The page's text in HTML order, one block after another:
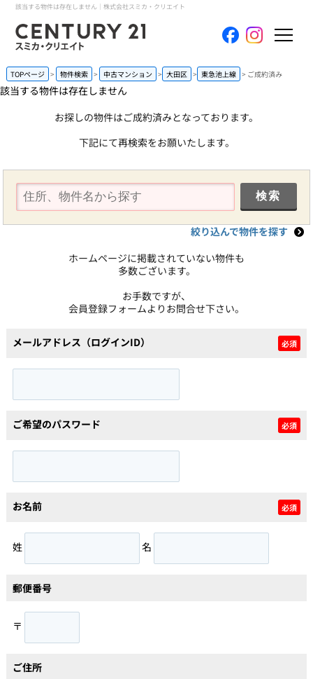
該当する物件は存在しません｜株式会社スミカ・クリエイト
ホーム
当社について
買いたい
売りたい
採用情報
会員メニュー
サイトマップ
TOPページ 物件検索 中古マンション 大田区 東急池上線 ご成約済み
該当する物件は存在しません
お探しの物件はご成約済みとなっております。
下記にて再検索をお願いたします。
絞り込んで物件を探す
ホームページに掲載されていない物件も
多数ございます。
お手数ですが、
会員登録フォームよりお問合せ下さい。
メールアドレス（ログインID） 必須
ご希望のパスワード 必須
お名前 必須
姓 名
郵便番号
〒
ご住所